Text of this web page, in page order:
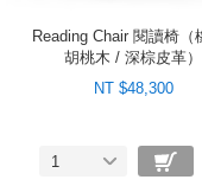
Reading Chair 閱讀椅（
胡桃木 / 深棕皮革）
NT $48,300
1